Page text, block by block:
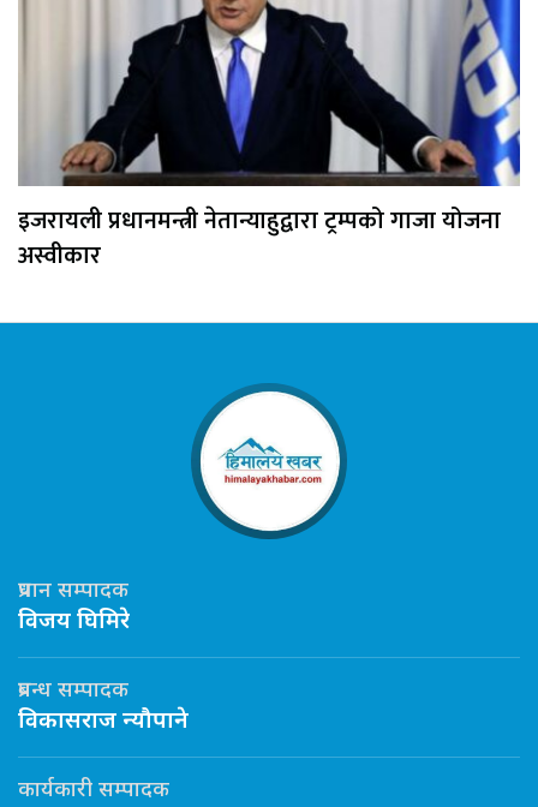
इजरायली प्रधानमन्त्री नेतान्याहुद्वारा ट्रम्पको गाजा योजना
अस्वीकार
प्रधान सम्पादक
विजय घिमिरे
प्रबन्ध सम्पादक
विकासराज न्यौपाने
कार्यकारी सम्पादक